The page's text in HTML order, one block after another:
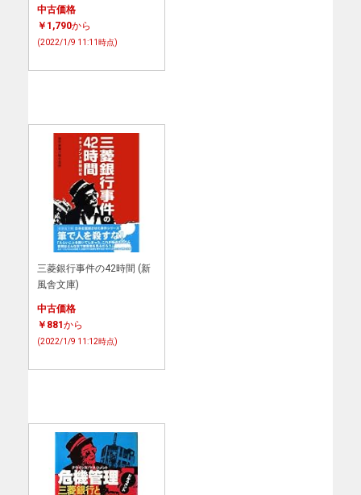
中古価格
￥1,790から
(2022/1/9 11:11時点)
三菱銀行事件の42時間 (新
風舎文庫)
中古価格
￥881 から
(2022/1/9 11:12時点)